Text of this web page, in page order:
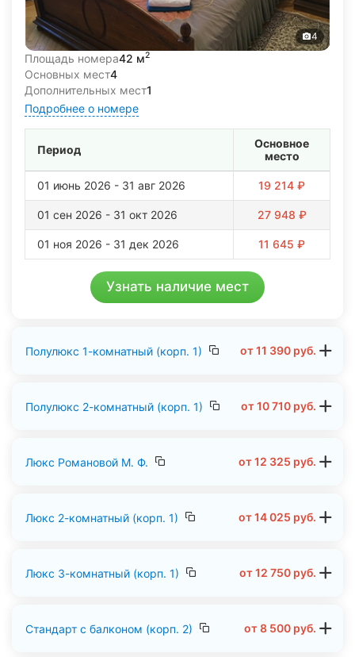
4
Площадь номера42 м2
Основных мест4
Дополнительных мест1
Подробнее о номере
Период
Основное
место
01 июнь 2026 - 31 авг 2026 19 214 ₽
01 сен 2026 - 31 окт 2026 27 948 ₽
01 ноя 2026 - 31 дек 2026 11 645 ₽
Узнать наличие мест
Полулюкс 1-комнатный (корп. 1) от11 390 руб.
Полулюкс 2-комнатный (корп. 1) от10 710 руб.
Люкс Романовой М. Ф. от12 325 руб.
Люкс 2-комнатный (корп. 1) от14 025 руб.
Люкс 3-комнатный (корп. 1) от12 750 руб.
Стандарт с балконом (корп. 2) от8 500 руб.